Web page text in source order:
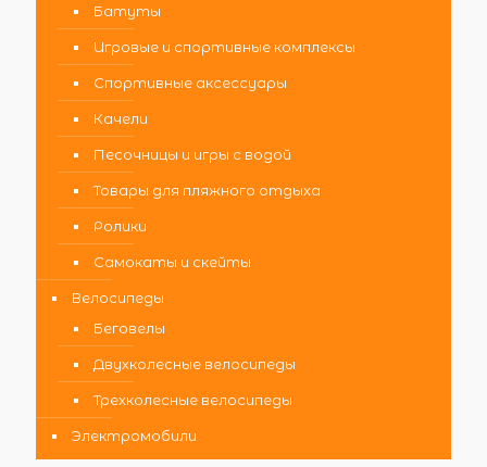
Батуты
Игровые и спортивные комплексы
Спортивные аксессуары
Качели
Песочницы и игры с водой
Товары для пляжного отдыха
Ролики
Самокаты и скейты
Велосипеды
Беговелы
Двухколесные велосипеды
Трехколесные велосипеды
Электромобили